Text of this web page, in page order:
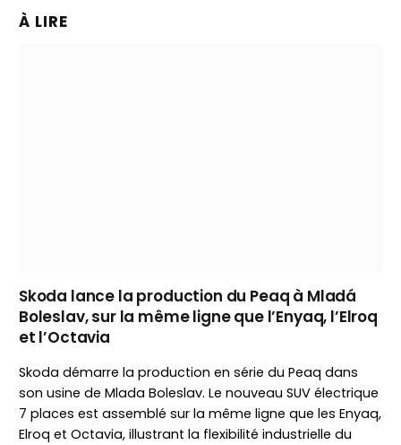
À LIRE
Skoda lance la production du Peaq à Mladá
Boleslav, sur la même ligne que l’Enyaq, l’Elroq
et l’Octavia
Skoda démarre la production en série du Peaq dans
son usine de Mlada Boleslav. Le nouveau SUV électrique
7 places est assemblé sur la même ligne que les Enyaq,
Elroq et Octavia, illustrant la flexibilité industrielle du